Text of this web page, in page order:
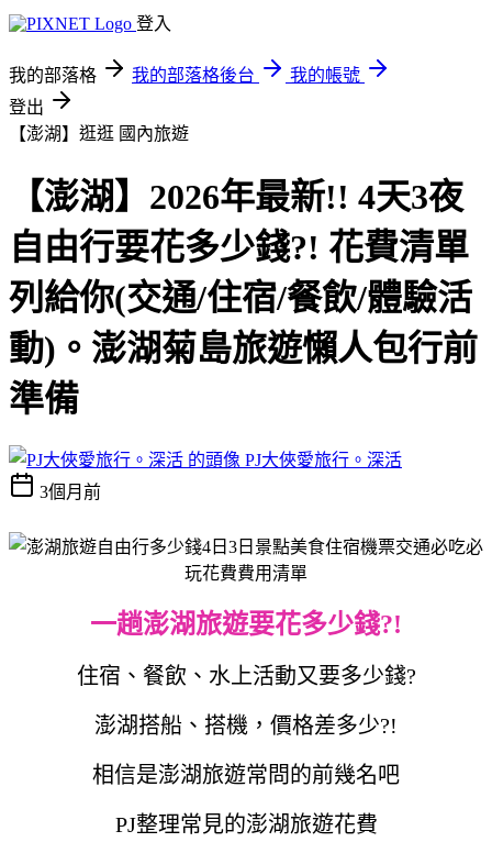
登入
我的部落格 我的部落格後台
我的帳號
登出
【澎湖】逛逛 國內旅遊
【澎湖】2026年最新!! 4天3夜
自由行要花多少錢?! 花費清單
列給你(交通/住宿/餐飲/體驗活
動)。澎湖菊島旅遊懶人包行前
準備
PJ大俠愛旅行。深活
3個月前
一趟澎湖旅遊要花多少錢?!
住宿、餐飲、水上活動又要多少錢?
澎湖搭船、搭機，價格差多少?!
相信是澎湖旅遊常問的前幾名吧
PJ整理常見的澎湖旅遊花費